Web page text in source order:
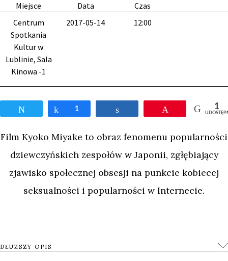
Miejsce Data
Czas
Centrum
Spotkania
Kultur w
Lublinie, Sala
Kinowa -1
2017-05-14 12:00
Tweetnij Udostępnij
1 Przypnij 1
Film Kyoko Miyake to obraz fenomenu popularności
dziewczyńskich zespołów w Japonii, zgłębiający
zjawisko społecznej obsesji na punkcie kobiecej
seksualności i popularności w Internecie.
DŁUŻSZY OPIS